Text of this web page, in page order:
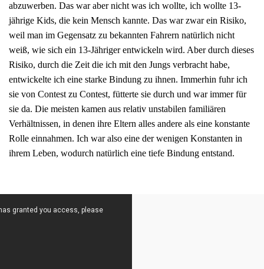
abzuwerben. Das war aber nicht was ich wollte, ich wollte 13-
jährige Kids, die kein Mensch kannte. Das war zwar ein Risiko,
weil man im Gegensatz zu bekannten Fahrern natürlich nicht
weiß, wie sich ein 13-Jähriger entwickeln wird. Aber durch dieses
Risiko, durch die Zeit die ich mit den Jungs verbracht habe,
entwickelte ich eine starke Bindung zu ihnen. Immerhin fuhr ich
sie von Contest zu Contest, fütterte sie durch und war immer für
sie da. Die meisten kamen aus relativ unstabilen familiären
Verhältnissen, in denen ihre Eltern alles andere als eine konstante
Rolle einnahmen. Ich war also eine der wenigen Konstanten in
ihrem Leben, wodurch natürlich eine tiefe Bindung entstand.